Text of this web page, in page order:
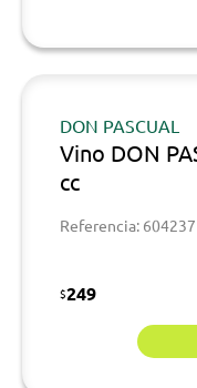
DON PASCUAL
Vino DON
cc
Referencia: 604237
$249